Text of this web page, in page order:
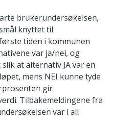
brukerundersøkelsen,
knyttet til
tiden i kommunen
var ja/nei, og
at alternativ JA var en
mens NEI kunne tyde
gir
Tilbakemeldingene fra
var i all